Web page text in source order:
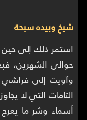
شيخ وبيده سبحة
استمر ذلك إلى
حوالى الشهرين،
وآويت إلى فراشي
التامات التي لا
أسماء وشر ما